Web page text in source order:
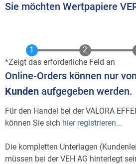
Sie möchten Wertpapiere
Zeigt das erforderliche Feld an
Online-Orders können nur von
Kunden aufgegeben werden.
Für den Handel bei der VALORA
können Sie sich hier registrieren...
Die kompletten Unterlagen
müssen bei der VEH AG hinterlegt